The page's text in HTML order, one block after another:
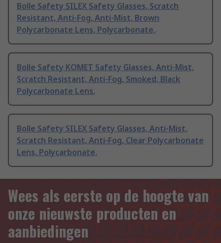
Bolle Safety SILEX Safety Glasses, Scratch
Resistant, Anti-Fog, Anti-Mist, Brown
Polycarbonate Lens, Polycarbonate,
Bolle Safety KOMET Safety Glasses, Anti-Mist,
Scratch Resistant, Anti-Fog, Smoked, Black
Polycarbonate Lens,
Bolle Safety SILEX Safety Glasses, Anti-Mist,
Scratch Resistant, Anti-Fog, Clear Polycarbonate
Lens, Polycarbonate,
Wees als eerste op de hoogte van
onze nieuwste producten en
aanbiedingen